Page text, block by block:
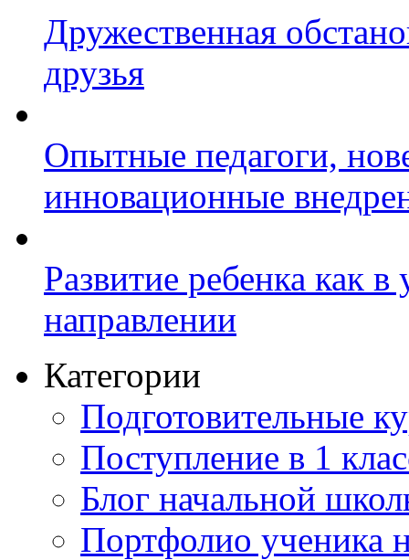
Дружественная
друзья
Опытные педагоги,
инновационные
Развитие ребенка как
направлении
Категории
Подготовительные
Поступление в 1
Блог начальной
Портфолио ученика